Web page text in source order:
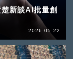
新談AI批量創
2026-05-22